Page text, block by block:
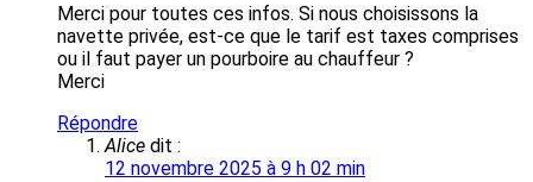
Merci pour toutes ces infos. Si nous choisissons la
navette privée, est-ce que le tarif est taxes comprises
ou il faut payer un pourboire au chauffeur ?
Merci
Répondre
Alice dit :
12 novembre 2025 à 9 h 02 min